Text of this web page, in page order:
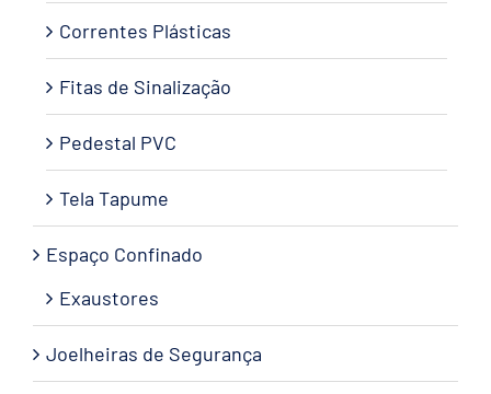
Correntes Plásticas
Fitas de Sinalização
Pedestal PVC
Tela Tapume
Espaço Confinado
Exaustores
Joelheiras de Segurança